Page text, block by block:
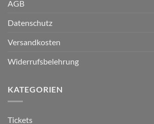
AGB
Datenschutz
Versandkosten
Widerrufsbelehrung
KATEGORIEN
Tickets